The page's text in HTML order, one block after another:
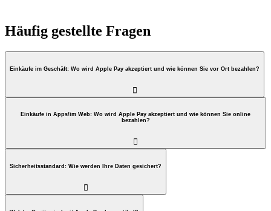
Häufig gestellte Fragen
Einkäufe im Geschäft: Wo wird Apple Pay akzeptiert und wie können Sie vor Ort bezahlen?

Einkäufe in Apps/im Web: Wo wird Apple Pay akzeptiert und wie können Sie online
bezahlen?

Sicherheitsstandard: Wie werden Ihre Daten gesichert?
